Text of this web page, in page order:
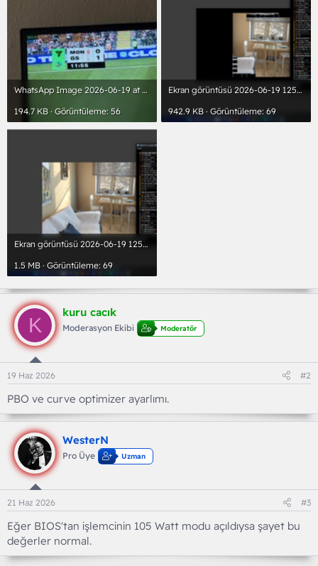
WhatsApp Image 2026-06-19 at 14.56.50.jpeg
194.7 KB · Görüntüleme: 56
Ekran görüntüsü 2026-06-19 125731.png
942.9 KB · Görüntüleme: 69
Ekran görüntüsü 2026-06-19 125838.png
1.5 MB · Görüntüleme: 69
K
kuru cacık
Moderasyon Ekibi Moderatör
19 Haz 2026 #2
PBO ve curve optimizer ayarlımı.
WesterN
Pro Üye Uzman
21 Haz 2026 #3
Eğer BIOS'tan işlemcinin 105 Watt modu açıldıysa şayet bu
değerler normal.